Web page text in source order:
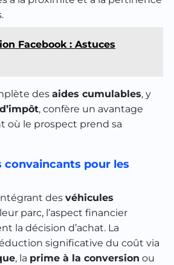
Facebook : Astuces
des aides cumulables, y
, confère un avantage
où le prospect prend sa
convaincants pour les
des véhicules
parc, l’aspect financier
la décision d’achat. La
significative du coût via
, la prime à la conversion ou